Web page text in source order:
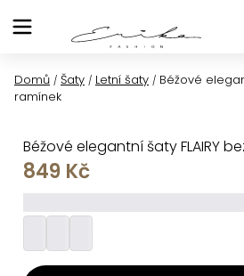
na
Domů / Šaty / Letní šaty / Béžové
ramínek
Béžové elegantní šaty FLAIRY
849 Kč